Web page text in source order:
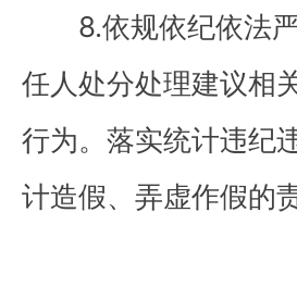
8.依规依纪依法严
任人处分处理建议相
行为。落实统计违纪
计造假、弄虚作假的